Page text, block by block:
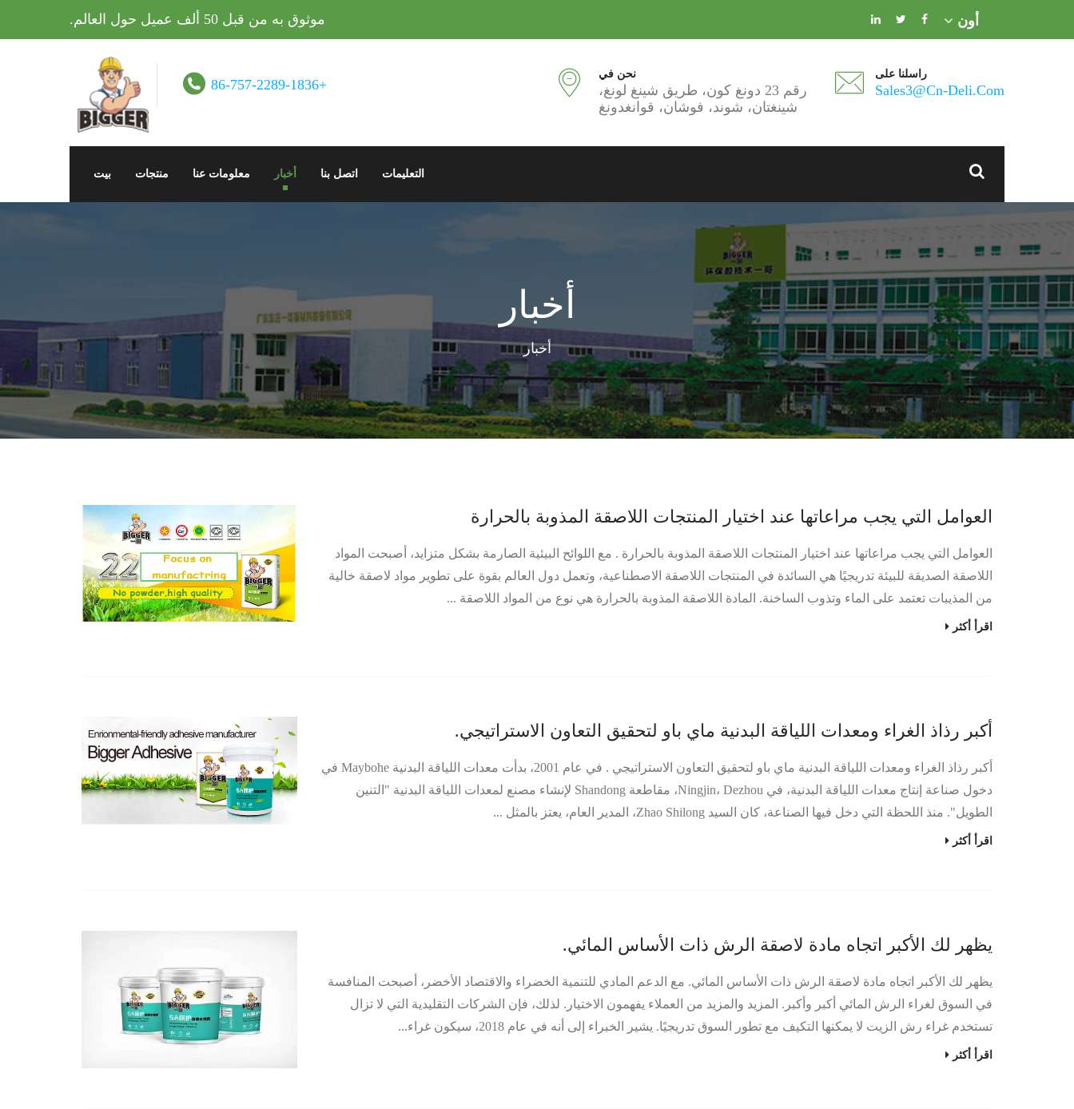
موثوق به من قبل 50 ألف عميل حول العالم. أون
+86-757-2289-1836
نحن في
رقم 23 دونغ كون، طريق شينغ لونغ،
شينغتان، شوند، فوشان، قوانغدونغ
راسلنا على
Sales3@cn-Deli.com
بيت منتجات معلومات عنا أخبار اتصل بنا التعليمات
أخبار
أخبار
العوامل التي يجب مراعاتها عند اختيار المنتجات اللاصقة المذوبة بالحرارة
العوامل التي يجب مراعاتها عند اختيار المنتجات اللاصقة المذوبة بالحرارة . مع اللوائح البيئية الصارمة بشكل متزايد، أصبحت المواد
اللاصقة الصديقة للبيئة تدريجيًا هي السائدة في المنتجات اللاصقة الاصطناعية، وتعمل دول العالم بقوة على تطوير مواد لاصقة خالية
من المذيبات تعتمد على الماء وتذوب الساخنة. المادة اللاصقة المذوبة بالحرارة هي نوع من المواد اللاصقة ...
اقرأ أكثر
أكبر رذاذ الغراء ومعدات اللياقة البدنية ماي باو لتحقيق التعاون الاستراتيجي.
أكبر رذاذ الغراء ومعدات اللياقة البدنية ماي باو لتحقيق التعاون الاستراتيجي . في عام 2001، بدأت معدات اللياقة البدنية Maybohe في
دخول صناعة إنتاج معدات اللياقة البدنية، في Ningjin، Dezhou، مقاطعة Shandong لإنشاء مصنع لمعدات اللياقة البدنية "التنين
الطويل". منذ اللحظة التي دخل فيها الصناعة، كان السيد Zhao Shilong، المدير العام، يعتز بالمثل ...
اقرأ أكثر
يظهر لك الأكبر اتجاه مادة لاصقة الرش ذات الأساس المائي.
يظهر لك الأكبر اتجاه مادة لاصقة الرش ذات الأساس المائي. مع الدعم المادي للتنمية الخضراء والاقتصاد الأخضر، أصبحت المنافسة
في السوق لغراء الرش المائي أكبر وأكبر. المزيد والمزيد من العملاء يفهمون الاختيار. لذلك، فإن الشركات التقليدية التي لا تزال
تستخدم غراء رش الزيت لا يمكنها التكيف مع تطور السوق تدريجيًا. يشير الخبراء إلى أنه في عام 2018، سيكون غراء...
اقرأ أكثر